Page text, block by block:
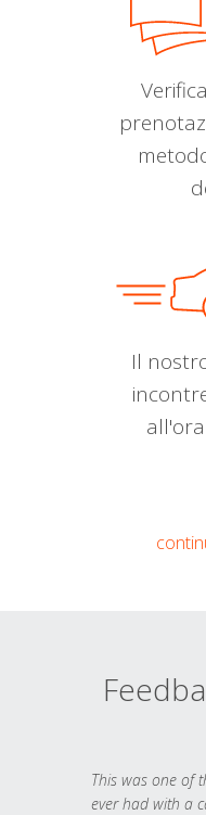
Il
This was one of
ever had with a